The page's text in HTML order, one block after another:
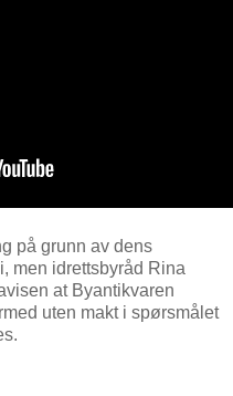
på grunn av dens
men idrettsbyråd Rina
at Byantikvaren
uten makt i spørsmålet